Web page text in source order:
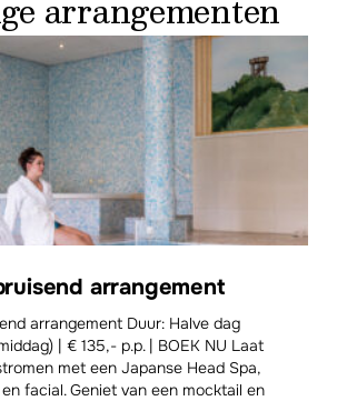
arrangementen
arrangement
arrangement Duur: Halve dag
| € 135,- p.p. | BOEK NU Laat
met een Japanse Head Spa,
facial. Geniet van een mocktail en